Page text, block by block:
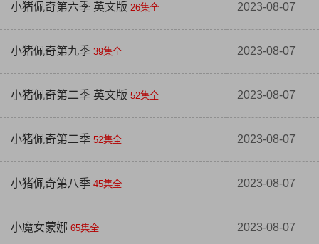
小猪佩奇第六季 英文版 26集全 2023-08-07
小猪佩奇第九季 39集全 2023-08-07
小猪佩奇第二季 英文版 52集全 2023-08-07
小猪佩奇第二季 52集全 2023-08-07
小猪佩奇第八季 45集全 2023-08-07
小魔女蒙娜 65集全 2023-08-07